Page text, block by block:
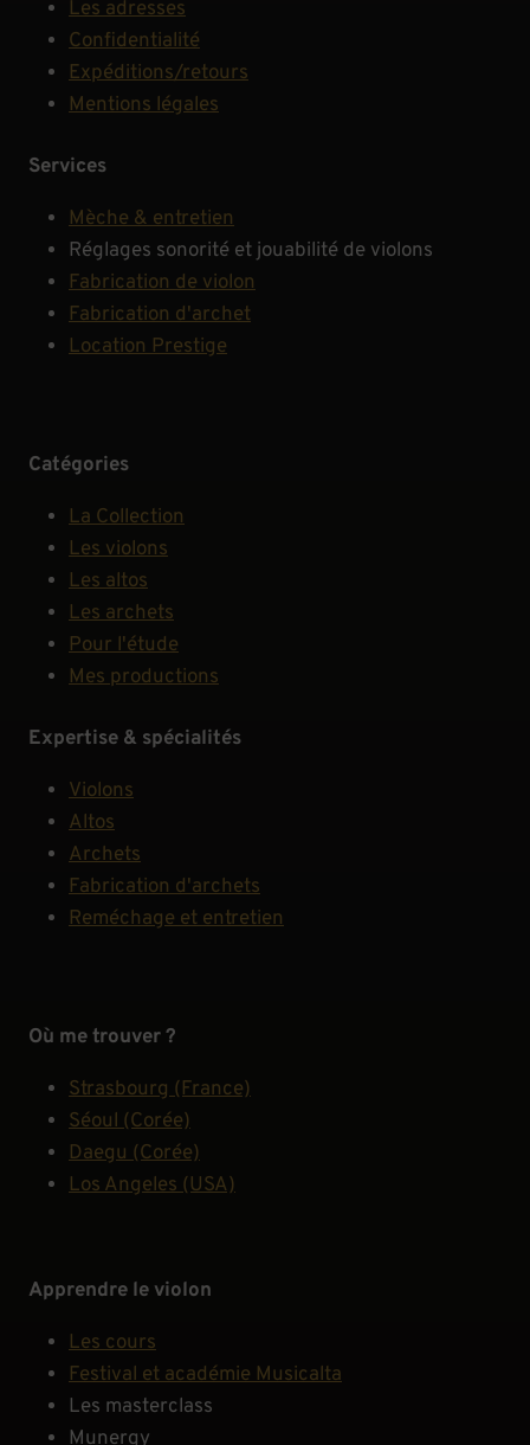
Les adresses
Confidentialité
Expéditions/retours
Mentions légales
Services
Mèche & entretien
Réglages sonorité et jouabilité de violons
Fabrication de violon
Fabrication d'archet
Location Prestige
Catégories
La Collection
Les violons
Les altos
Les archets
Pour l'étude
Mes productions
Expertise & spécialités
Violons
Altos
Archets
Fabrication d'archets
Reméchage et entretien
Où me trouver ?
Strasbourg (France)
Séoul (Corée)
Daegu (Corée)
Los Angeles (USA)
Apprendre le violon
Les cours
Festival et académie Musicalta
Les masterclass
Munergy